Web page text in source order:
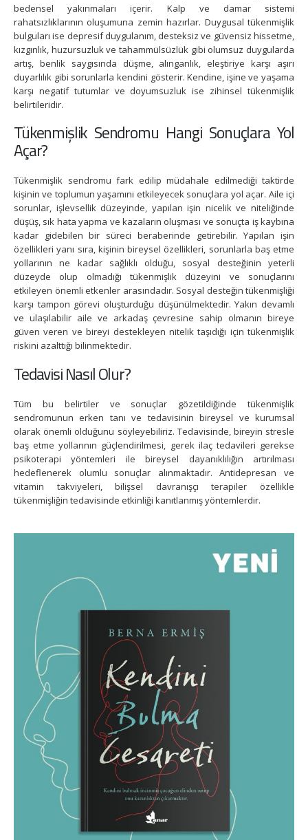
bedensel yakınmaları içerir. Kalp ve damar sistemi
rahatsızlıklarının oluşumuna zemin hazırlar. Duygusal tükenmişlik
bulguları ise depresif duygulanım, desteksiz ve güvensiz hissetme,
kızgınlık, huzursuzluk ve tahammülsüzlük gibi olumsuz duygularda
artış, benlik saygısında düşme, alınganlık, eleştiriye karşı aşırı
duyarlılık gibi sorunlarla kendini gösterir. Kendine, işine ve yaşama
karşı negatif tutumlar ve doyumsuzluk ise zihinsel tükenmişlik
belirtileridir.
Tükenmişlik Sendromu Hangi Sonuçlara Yol
Açar?
Tükenmişlik sendromu fark edilip müdahale edilmediği taktirde
kişinin ve toplumun yaşamını etkileyecek sonuçlara yol açar. Aile içi
sorunlar, işlevsellik düzeyinde, yapılan işin nicelik ve niteliğinde
düşüş, sık hata yapma ve kazaların oluşması ve sonuçta iş kaybına
kadar gidebilen bir süreci beraberinde getirebilir. Yapılan işin
özellikleri yanı sıra, kişinin bireysel özellikleri, sorunlarla baş etme
yollarının ne kadar sağlıklı olduğu, sosyal desteğinin yeterli
düzeyde olup olmadığı tükenmişlik düzeyini ve sonuçlarını
etkileyen önemli etkenler arasındadır. Sosyal desteğin tükenmişliği
karşı tampon görevi oluşturduğu düşünülmektedir. Yakın devamlı
ve ulaşılabilir aile ve arkadaş çevresine sahip olmanın bireye
güven veren ve bireyi destekleyen nitelik taşıdığı için tükenmişlik
riskini azalttığı bilinmektedir.
Tedavisi Nasıl Olur?
Tüm bu belirtiler ve sonuçlar gözetildiğinde tükenmişlik
sendromunun erken tanı ve tedavisinin bireysel ve kurumsal
olarak önemli olduğunu söyleyebiliriz. Tedavisinde, bireyin stresle
baş etme yollarının güçlendirilmesi, gerek ilaç tedavileri gerekse
psikoterapi yöntemleri ile bireysel dayanıklılığın artırılması
hedeflenerek olumlu sonuçlar alınmaktadır. Antidepresan ve
vitamin takviyeleri, bilişsel davranışçı terapiler özellikle
tükenmişliğin tedavisinde etkinliği kanıtlanmış yöntemlerdir.